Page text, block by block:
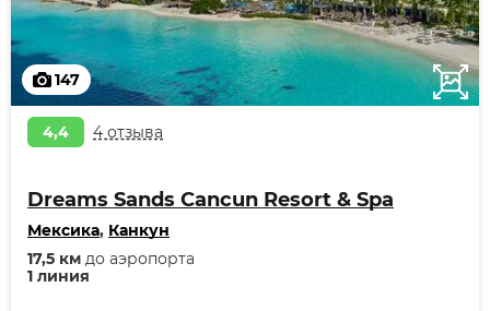
147
4,4 4 отзыва
Dreams Sands Cancun Resort & Spa
Мексика, Канкун
1 линия
17,5 км до аэропорта